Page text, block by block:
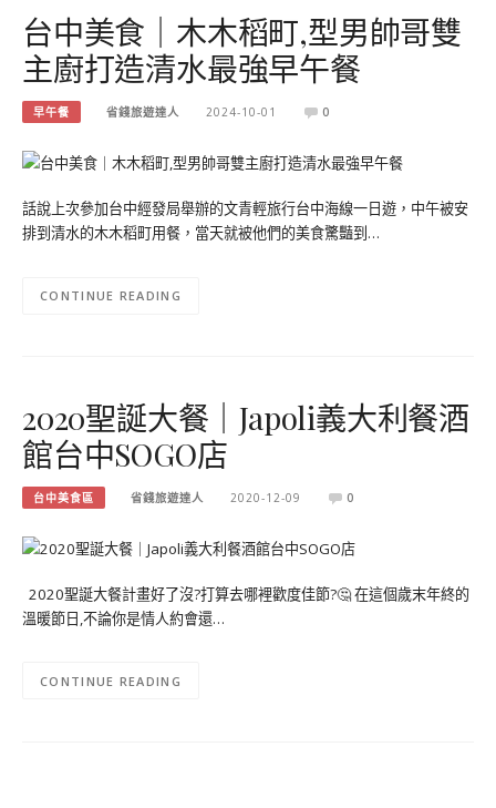
台中美食｜木木稻町,型男帥哥雙
主廚打造清水最強早午餐
早午餐 省錢旅遊達人 2024-10-01 0
話說上次參加台中經發局舉辦的文青輕旅行台中海線一日遊，中午被安
排到清水的木木稻町用餐，當天就被他們的美食驚豔到…
CONTINUE READING
2020聖誕大餐｜Japoli義大利餐酒
館台中SOGO店
台中美食區 省錢旅遊達人 2020-12-09 0
2020聖誕大餐計畫好了沒?打算去哪裡歡度佳節?🤔 在這個歲末年終的
溫暖節日,不論你是情人約會還…
CONTINUE READING